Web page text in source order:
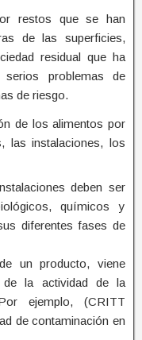
restos que se han
de las superficies,
residual que ha
serios problemas de
de riesgo.
de los alimentos por
las instalaciones, los
deben ser
químicos y
diferentes fases de
un producto, viene
de la actividad de la
ejemplo, (CRITT
de contaminación en